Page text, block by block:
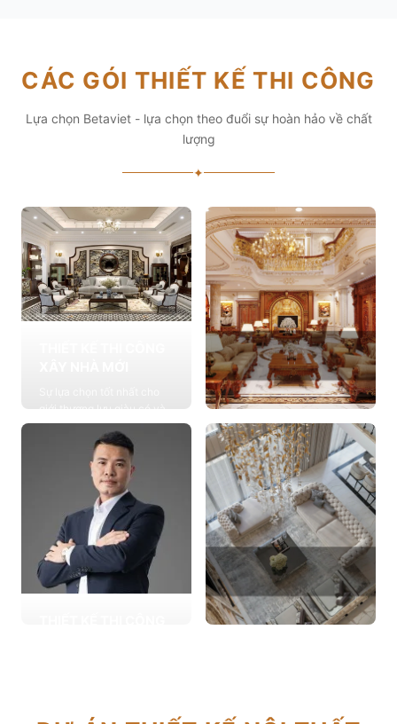
CÁC GÓI THIẾT KẾ THI CÔNG
Lựa chọn Betaviet - lựa chọn theo đuổi sự hoàn hảo về chất
lượng
✦
giới thượng lưu giàu có và
đẳng cấp, cung cấp các
giải pháp thiết kế chuyên
Xem chi tiết
THIẾT KẾ THI CÔNG
NỘI THẤT
Cung cấp các giải pháp
theo phong cách sống với
thiết kế nội thất thông minh
mang tính thẩm mỹ cao
Xem chi tiết
lựa chọn từ các gia đình